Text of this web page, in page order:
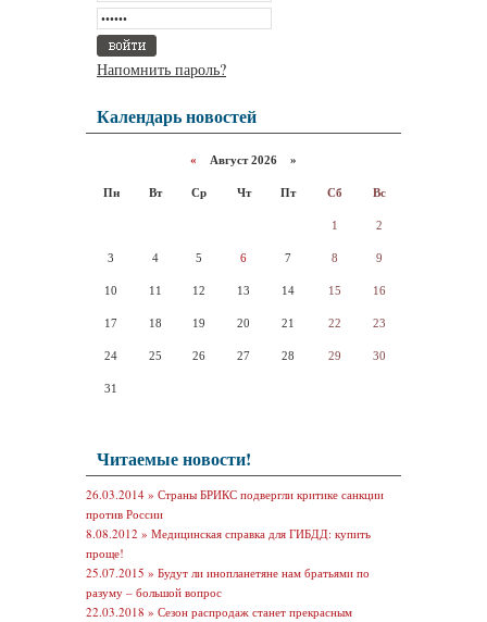
Напомнить пароль?
Календарь новостей
« Август 2026 »
Пн Вт Ср Чт Пт Сб Вс
1 2
3 4 5 6 7 8 9
10 11 12 13 14 15 16
17 18 19 20 21 22 23
24 25 26 27 28 29 30
31
Читаемые новости!
26.03.2014 » Страны БРИКС подвергли критике санкции
против России
8.08.2012 » Медицинская справка для ГИБДД: купить
проще!
25.07.2015 » Будут ли инопланетяне нам братьями по
разуму – большой вопрос
22.03.2018 » Сезон распродаж станет прекрасным